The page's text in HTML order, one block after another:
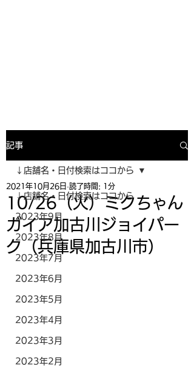
記事
↓店舗名・日付検索はココから
2023年9月
2023年8月
2023年7月
2023年6月
2023年5月
2023年4月
2023年3月
2023年2月
↓店舗名・日付検索はココから
10/26（火）ミクちゃん
ガイア加古川ジョイパー
ク（兵庫県加古川市）
2021年10月26日 読了時間: 1分